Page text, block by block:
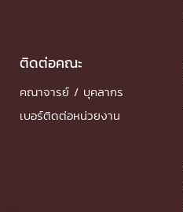
ติดต่อคณะ
คณาจารย์ / บุคลากร
เบอร์ติดต่อหน่วยงาน